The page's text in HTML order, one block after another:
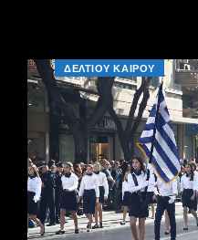
ΔΕΛΤΙΟΥ ΚΑΙΡΟΥ